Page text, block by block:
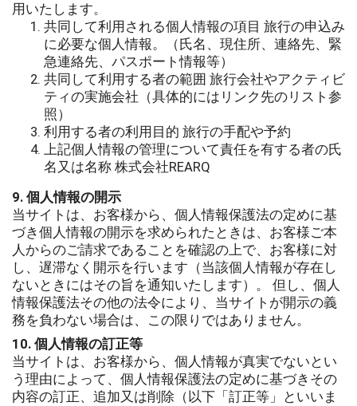
用いたします。
共同して利用される個人情報の項目 旅行の申込み
に必要な個人情報。（氏名、現住所、連絡先、緊
急連絡先、パスポート情報等）
共同して利用する者の範囲 旅行会社やアクティビ
ティの実施会社（具体的にはリンク先のリスト参
照）
利用する者の利用目的 旅行の手配や予約
上記個人情報の管理について責任を有する者の氏
名又は名称 株式会社REARQ
9. 個人情報の開示
当サイトは、お客様から、個人情報保護法の定めに基
づき個人情報の開示を求められたときは、お客様ご本
人からのご請求であることを確認の上で、お客様に対
し、遅滞なく開示を行います（当該個人情報が存在し
ないときにはその旨を通知いたします）。 但し、個人
情報保護法その他の法令により、当サイトが開示の義
務を負わない場合は、この限りではありません。
10. 個人情報の訂正等
当サイトは、お客様から、個人情報が真実でないとい
う理由によって、個人情報保護法の定めに基づきその
内容の訂正、追加又は削除（以下「訂正等」といいま